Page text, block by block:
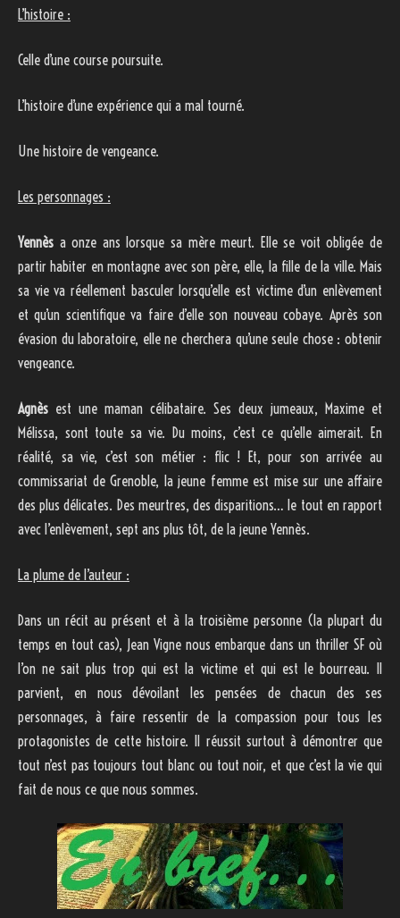
L’histoire :
Celle d’une course poursuite.
L’histoire d’une expérience qui a mal tourné.
Une histoire de vengeance.
Les personnages :
Yennès a onze ans lorsque sa mère meurt. Elle se voit obligée de
partir habiter en montagne avec son père, elle, la fille de la ville. Mais
sa vie va réellement basculer lorsqu’elle est victime d’un enlèvement
et qu’un scientifique va faire d’elle son nouveau cobaye. Après son
évasion du laboratoire, elle ne cherchera qu’une seule chose : obtenir
vengeance.
Agnès est une maman célibataire. Ses deux jumeaux, Maxime et
Mélissa, sont toute sa vie. Du moins, c’est ce qu’elle aimerait. En
réalité, sa vie, c’est son métier : flic ! Et, pour son arrivée au
commissariat de Grenoble, la jeune femme est mise sur une affaire
des plus délicates. Des meurtres, des disparitions… le tout en rapport
avec l’enlèvement, sept ans plus tôt, de la jeune Yennès.
La plume de l’auteur :
Dans un récit au présent et à la troisième personne (la plupart du
temps en tout cas), Jean Vigne nous embarque dans un thriller SF où
l’on ne sait plus trop qui est la victime et qui est le bourreau. Il
parvient, en nous dévoilant les pensées de chacun des ses
personnages, à faire ressentir de la compassion pour tous les
protagonistes de cette histoire. Il réussit surtout à démontrer que
tout n’est pas toujours tout blanc ou tout noir, et que c’est la vie qui
fait de nous ce que nous sommes.